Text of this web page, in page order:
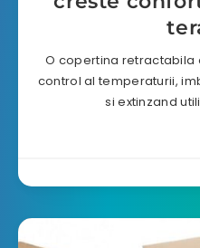
O copertina retractabila
control al temperaturii,
si extinzand